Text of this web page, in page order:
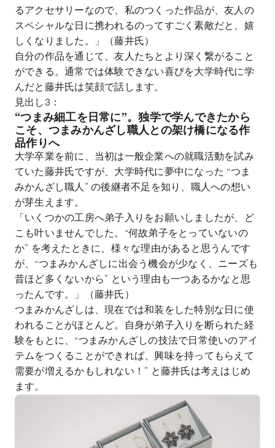
るアクセサリーなので、私のつくった作品が、友人の
スペシャルな日に携われるのってすごく素敵だと、嬉
しくなりました。」（藤井氏）
自分の作品を通じて、友人たちとより深く繋がること
ができる。通常では体験できない喜びを大学時代に学
んだと藤井氏は笑顔で話します。
見出し3：
“つまみ細工を日常に”。独学で学んできたから
こそ、つまみかんざし職人との架け橋になる作
品作りへ
大学卒業を前に、当初は一般企業への就職活動を試み
ていた藤井氏ですが、大学時代に夢中になった “つま
みかんざし職人” の後継者不足を知り、職人への想い
が芽生えます。
「いくつかの工房へ弟子入りをお願いしましたが、ど
こも叶いませんでした。“何故弟子をとっていないの
か” を考えたときに、様々な理由があると思うんです
が、“つまみかんざしに出会う機会が少なく、ニーズも
昔ほど多くないから” という理由も一つあるかなと思
ったんです。」（藤井氏）
つまみかんざしは、現在では和装をした特別な日に使
われることがほとんど。自身が弟子入りを断られた経
験をもとに、“つまみかんざしの技法で日常使いのアイ
テムをつくることができれば、興味を持ってもらえて
需要が増えるかもしれない！” と藤井氏は考えはじめ
ます。